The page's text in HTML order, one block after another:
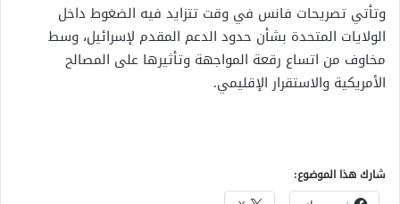
وتأتي تصريحات فانس في وقت تتزايد فيه الضغوط داخل
الولايات المتحدة بشأن حدود الدعم المقدم لإسرائيل، وسط
مخاوف من اتساع رقعة المواجهة وتأثيرها على المصالح
الأمريكية والاستقرار الإقليمي.
شارك هذا الموضوع: